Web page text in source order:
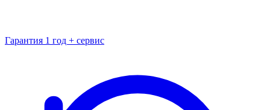
Гарантия 1 год + сервис